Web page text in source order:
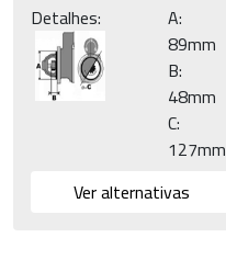
Detalhes:
A:
89mm
B:
48mm
C:
127mm
Ver alternativas